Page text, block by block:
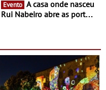
Evento
Rui Nabeiro abre as portas
16 de agosto